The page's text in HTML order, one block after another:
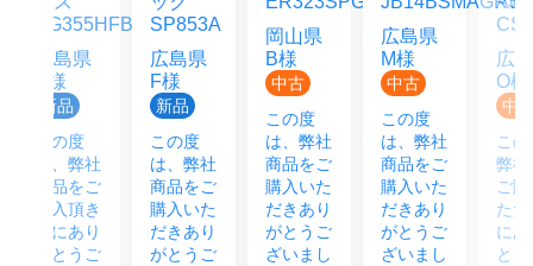
SP853A
広島県
この度
は、弊社
商品をご
購入いた
だきあり
がとうご
岡山県
B様
この度
は、弊社
商品をご
購入いた
だきあり
がとうご
ざいまし
広島県
この度
は、弊社
商品をご
購入いた
だきあり
がとうご
ざいまし
CS10M
O様
この度は
弊社より
ご購入い
ただき誠
にありが
とうござ